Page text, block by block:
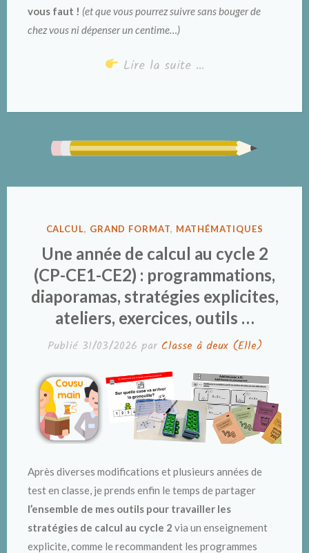
vous faut ! (et que vous pourrez suivre sans bouger de
chez vous ni dépenser un centime…)
Lire la suite …
PUBLIÉ
CALCUL, GRAND FORMAT, MATHÉMATIQUES
Une année de calcul au cycle 2
(CP-CE1-CE2) : programmations,
diaporamas, stratégies explicites,
ateliers, exercices, outils …
Publié 31/03/2026 par Classe à deux (Elle)
Après diverses modifications et plusieurs années de
test en classe, je prends enfin le temps de partager
l’ensemble de mes outils pour travailler les
stratégies de calcul au cycle 2 via un enseignement
explicite, comme le recommandent les programmes